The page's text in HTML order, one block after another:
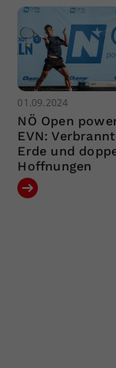
01.09.2024
NÖ Open
EVN:
Erde und
Hoffnungen